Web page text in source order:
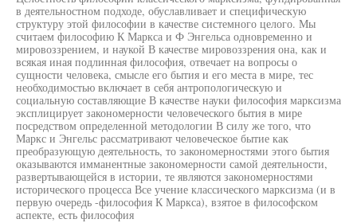
в деятельностном подходе, обуславливает и специфическую
структуру этой философии в качестве системного целого. Мы
считаем философию К Маркса и Ф Энгельса одновременно и
мировоззрением, и наукой В качестве мировоззрения она, как и
всякая иная подлинная философия, отвечает на вопросы о
сущности человека, смысле его бытия и его места в мире, тес
необходимостью включает в себя антропологическую и
социальную составляющие В качестве науки философия марксизма
эксплицирует закономерности человеческого бытия в мире
посредством определенной методологии В силу же того, что
Маркс и Энгельс рассматривают человеческое бытие как
преобразующую деятельность, то закономерностями этого бытия
оказываются имманентные закономерности самой деятельности,
развертывающейся в истории, те являются закономерностями
исторического процесса Все учение классического марксизма (и в
первую очередь -философия К Маркса), взятое в философском
аспекте, есть философия